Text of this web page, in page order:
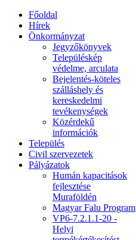
Főoldal
Hírek
Önkormányzat
Jegyzőkönyvek
Településkép
védelme, arculata
Bejelentés-köteles
szálláshely és
kereskedelmi
tevékenységek
Közérdekű
információk
Település
Civil szervezetek
Pályázatok
Humán kapacitások
fejlesztése
Muraföldén
Magyar Falu Program
VP6-7.2.1.1-20 -
Helyi